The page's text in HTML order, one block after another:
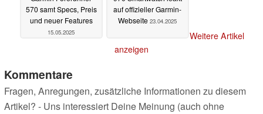
570 samt Specs, Preis
und neuer Features
15.05.2025
auf offizieller Garmin-
Webseite 23.04.2025
Weitere Artikel
anzeigen
Kommentare
Fragen, Anregungen, zusätzliche Informationen zu diesem
Artikel? - Uns interessiert Deine Meinung (auch ohne